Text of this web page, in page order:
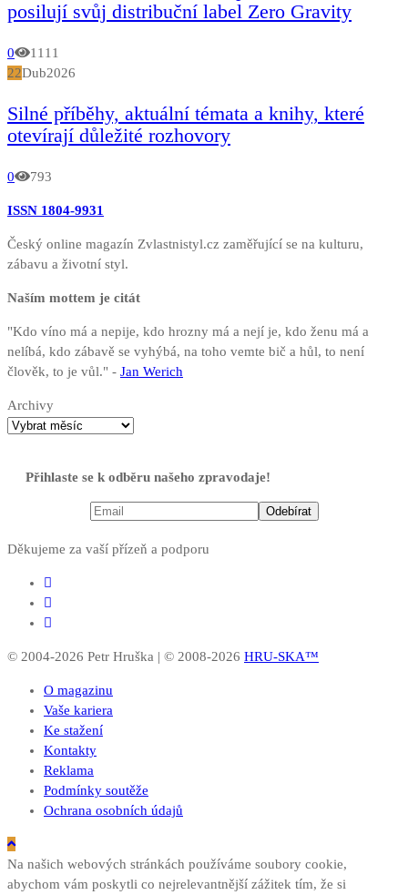
posilují svůj distribuční label Zero Gravity
0
1111
22Dub2026
Silné příběhy, aktuální témata a knihy, které
otevírají důležité rozhovory
0 793
ISSN 1804-9931
Český online magazín Zvlastnistyl.cz zaměřující se na kulturu,
zábavu a životní styl.
Naším mottem je citát
"Kdo víno má a nepije, kdo hrozny má a nejí je, kdo ženu má a
nelíbá, kdo zábavě se vyhýbá, na toho vemte bič a hůl, to není
člověk, to je vůl." - Jan Werich
Archivy
Přihlaste se k odběru našeho zpravodaje!
Děkujeme za vaší přízeň a podporu
© 2004-2026 Petr Hruška | © 2008-2026 HRU-SKA™
O magazinu
Vaše kariera
Ke stažení
Kontakty
Reklama
Podmínky soutěže
Ochrana osobních údajů
Na našich webových stránkách používáme soubory cookie,
abychom vám poskytli co nejrelevantnější zážitek tím, že si